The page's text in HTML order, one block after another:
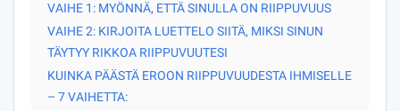
VAIHE 1: MYÖNNÄ, ETTÄ SINULLA ON RIIPPUVUUS
VAIHE 2: KIRJOITA LUETTELO SIITÄ, MIKSI SINUN
TÄYTYY RIKKOA RIIPPUVUUTESI
KUINKA PÄÄSTÄ EROON RIIPPUVUUDESTA IHMISELLE
– 7 VAIHETTA: